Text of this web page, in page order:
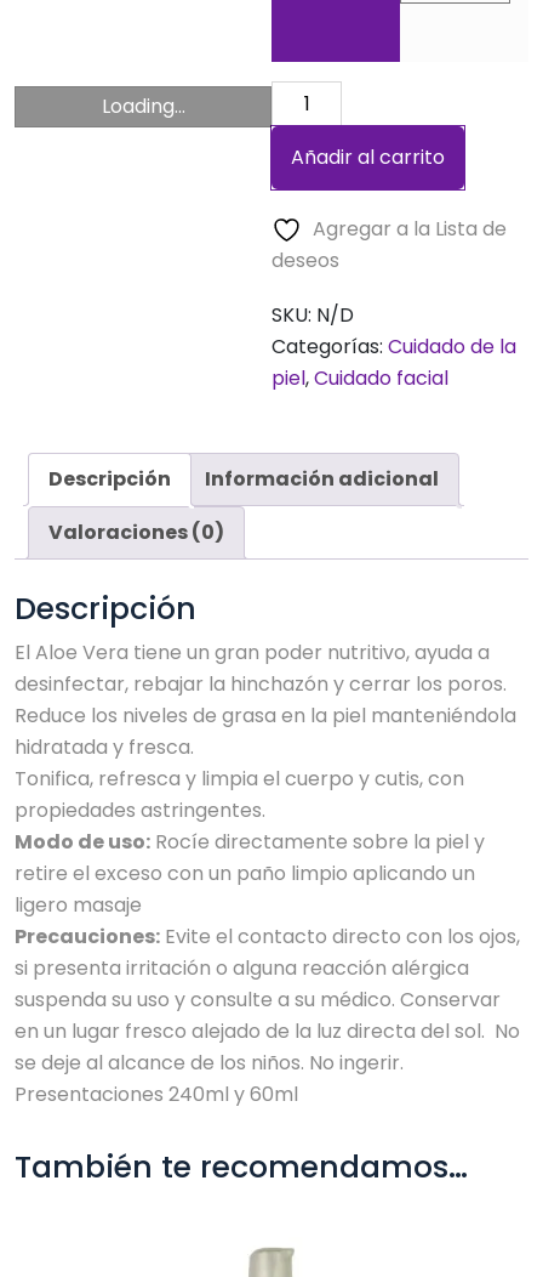
Loading...
Tónico
Aloe
Vera
cantidad
Añadir al carrito
Agregar a la Lista de
deseos
SKU: N/D
Categorías: Cuidado de la
piel,Cuidado facial
Descripción
Información adicional
Valoraciones (0)
Descripción
El Aloe Vera tiene un gran poder nutritivo, ayuda a
desinfectar, rebajar la hinchazón y cerrar los poros.
Reduce los niveles de grasa en la piel manteniéndola
hidratada y fresca.
Tonifica, refresca y limpia el cuerpo y cutis, con
propiedades astringentes.
Modo de uso: Rocíe directamente sobre la piel y
retire el exceso con un paño limpio aplicando un
ligero masaje
Precauciones: Evite el contacto directo con los ojos,
si presenta irritación o alguna reacción alérgica
suspenda su uso y consulte a su médico. Conservar
en un lugar fresco alejado de la luz directa del sol. No
se deje al alcance de los niños. No ingerir.
Presentaciones 240ml y 60ml
También te recomendamos…